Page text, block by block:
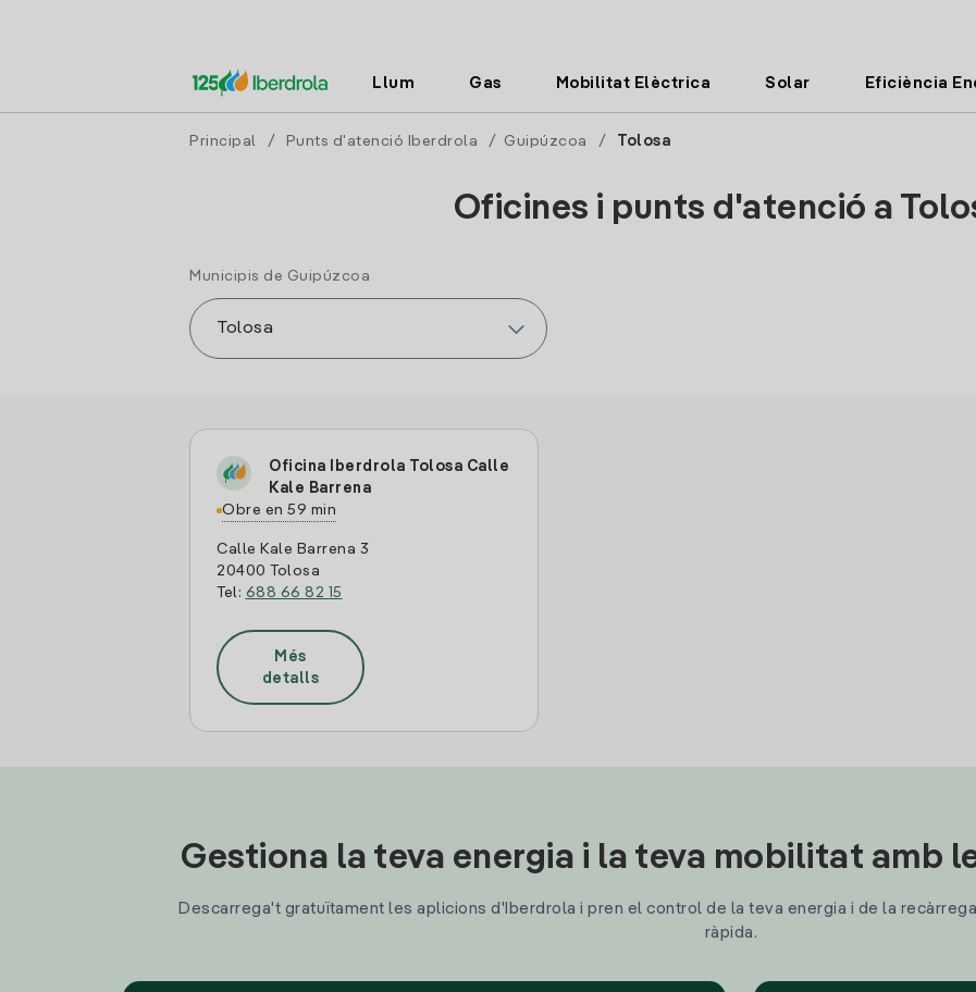
Llum Gas Mobilitat Elèctrica Solar Eficiència
Principal / Punts d'atenció Iberdrola / Guipúzcoa / Tolosa
Oficines i punts d'atenció a
Municipis de Guipúzcoa
Oficina Iberdrola Tolosa Calle
Kale Barrena
Obre en 59 min
Calle Kale Barrena 3
20400 Tolosa
Tel: 688 66 82 15
Més
detalls
Gestiona la teva energia i la teva mobilitat amb
Descarrega't gratuïtament les aplicions d'Iberdrola i pren el control de la teva energia i de la
ràpida.